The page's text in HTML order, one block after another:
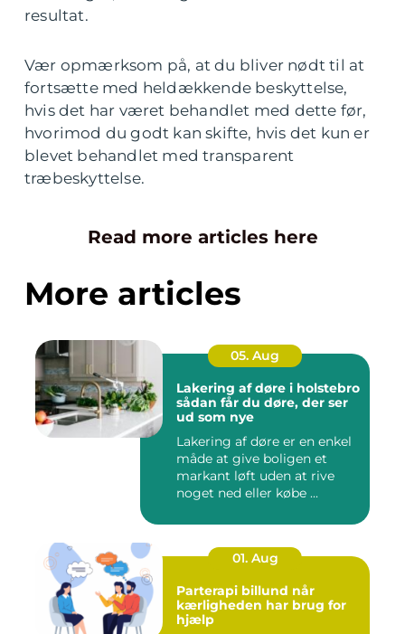
resultat.
Vær opmærksom på, at du bliver nødt til at
fortsætte med heldækkende beskyttelse,
hvis det har været behandlet med dette før,
hvorimod du godt kan skifte, hvis det kun er
blevet behandlet med transparent
træbeskyttelse.
Read more articles here
More articles
05. Aug
Lakering af døre i holstebro
sådan får du døre, der ser
ud som nye
Lakering af døre er en enkel
måde at give boligen et
markant løft uden at rive
noget ned eller købe ...
01. Aug
Parterapi billund når
kærligheden har brug for
hjælp